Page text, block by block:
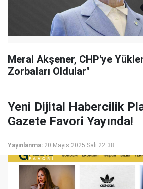
Meral Akşener, CHP'ye
Zorbaları Oldular"
Yeni Dijital Habercilik
Gazete Favori Yayında!
Yayınlanma: 20 Mayıs 2025 Salı 22:38